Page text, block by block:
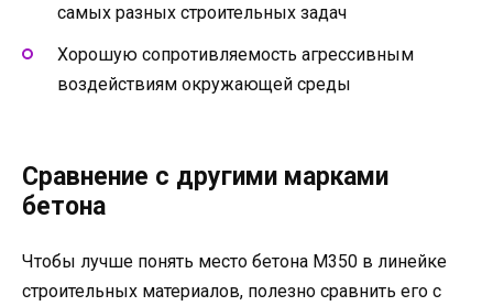
самых разных строительных задач
Хорошую сопротивляемость агрессивным
воздействиям окружающей среды
Сравнение с другими марками
бетона
Чтобы лучше понять место бетона М350 в линейке
строительных материалов, полезно сравнить его с